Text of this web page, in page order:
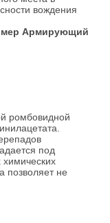
вождения
Армирующий
ромбовидной
под
химических
позволяет не